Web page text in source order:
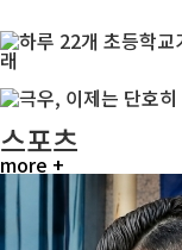
스포츠
more +